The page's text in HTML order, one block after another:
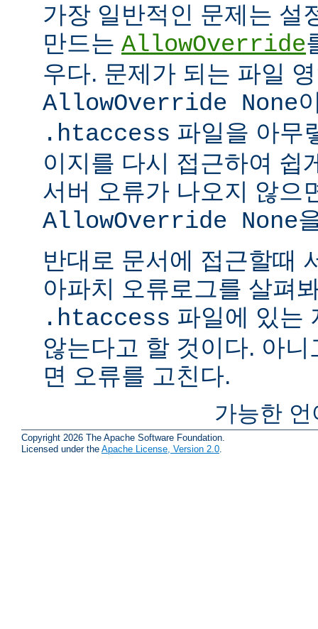
가장 일반적인 문제는 설
만드는 AllowOverride
우다. 문제가 되는 파일
AllowOverride None
.htaccess 파일을 아무
이지를 다시 접근하여 쉽
서버 오류가 나오지 않으
AllowOverride None
반대로 문서에 접근할때
아파치 오류로그를 살펴
.htaccess 파일에 있는
않는다고 할 것이다. 아
면 오류를 고친다.
가능한
Copyright 2026 The Apache Software Foundation.
Licensed under the Apache License, Version 2.0